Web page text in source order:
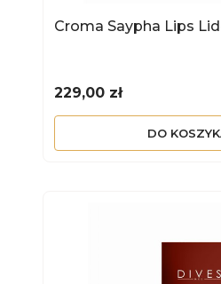
Croma Saypha Lips
Cena
229,00 zł
DO